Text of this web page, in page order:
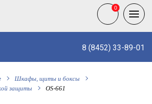
8 (8452) 33-89-01
0
0
Шкафы, щиты и боксы
защиты
OS-661